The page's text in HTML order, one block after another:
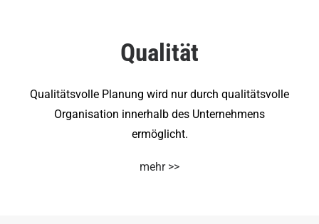
Qualität
Qualitätsvolle Planung wird nur durch qualitätsvolle
Organisation innerhalb des Unternehmens
ermöglicht.
mehr >>